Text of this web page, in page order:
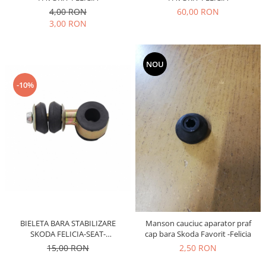
Motor
Suspensie
Transmisie
Ford
Suspensie
Caroserie
Solutii de curatat
Clear Vision
Hepu
Kross
Liqui Moly
Supape
4,00 RON
3,00 RON
60,00 RON
-10%
BIELETA BARA STABILIZARE
SKODA FELICIA-SEAT-
VOLKSWAGEN
15,00 RON
NOU
Manson cauciuc aparator praf
cap bara Skoda Favorit -Felicia
2,50 RON